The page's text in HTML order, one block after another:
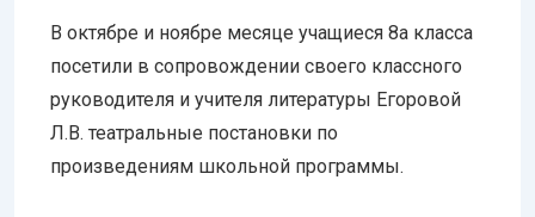
В октябре и ноябре месяце учащиеся 8а класса
посетили в сопровождении своего классного
руководителя и учителя литературы Егоровой
Л.В. театральные постановки по
произведениям школьной программы.